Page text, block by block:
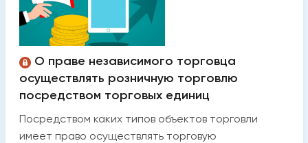
О праве независимого торговца
осуществлять розничную торговлю
посредством торговых единиц
Посредством каких типов объектов торговли
имеет право осуществлять торговую